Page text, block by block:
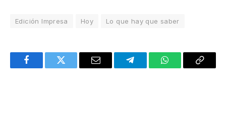
Edición Impresa Hoy Lo que hay que saber
FacebookTwitter Email TelegramWhatsAppCopy